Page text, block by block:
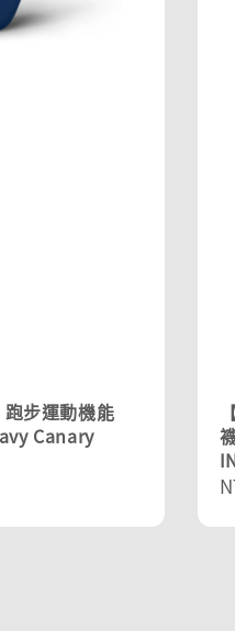
跑步運動機能
Canary